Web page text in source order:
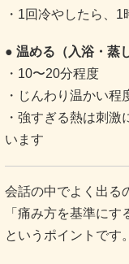
・1回冷やしたら、
● 温める（入浴・蒸
・10〜20分程度
・じんわり温かい程
・強すぎる熱は刺
います
会話の中でよく出る
「痛み方を基準にす
というポイントです。